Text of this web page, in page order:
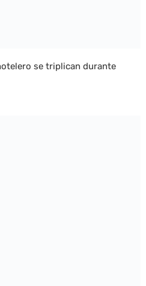
se triplican durante